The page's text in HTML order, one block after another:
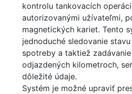
kontrolu tankovacích
autorizovanými užívateľmi,
magnetických kariet. Tento
jednoduché sledovanie
spotreby a taktiež
odjazdených kilometroch,
dôležité údaje.
Systém je možné upraviť